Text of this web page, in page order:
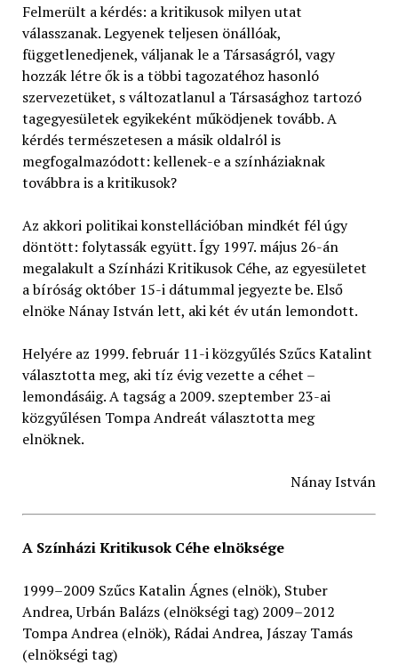
Felmerült a kérdés: a kritikusok milyen utat
válasszanak. Legyenek teljesen önállóak,
függetlenedjenek, váljanak le a Társaságról, vagy
hozzák létre ők is a többi tagozatéhoz hasonló
szervezetüket, s változatlanul a Társasághoz tartozó
tagegyesületek egyikeként működjenek tovább. A
kérdés természetesen a másik oldalról is
megfogalmazódott: kellenek-e a színháziaknak
továbbra is a kritikusok?
Az akkori politikai konstellációban mindkét fél úgy
döntött: folytassák együtt. Így 1997. május 26-án
megalakult a Színházi Kritikusok Céhe, az egyesületet
a bíróság október 15-i dátummal jegyezte be. Első
elnöke Nánay István lett, aki két év után lemondott.
Helyére az 1999. február 11-i közgyűlés Szűcs Katalint
választotta meg, aki tíz évig vezette a céhet –
lemondásáig. A tagság a 2009. szeptember 23-ai
közgyűlésen Tompa Andreát választotta meg
elnöknek.
Nánay István
A Színházi Kritikusok Céhe elnöksége
1999–2009 Szűcs Katalin Ágnes (elnök), Stuber
Andrea, Urbán Balázs (elnökségi tag) 2009–2012
Tompa Andrea (elnök), Rádai Andrea, Jászay Tamás
(elnökségi tag)